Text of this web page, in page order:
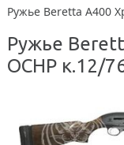
Ружье Beretta A400
Ружье
OCHP к.12/